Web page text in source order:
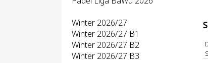
Winter 2026/27
Winter 2026/27 B1
Winter 2026/27 B2
Winter 2026/27 B3